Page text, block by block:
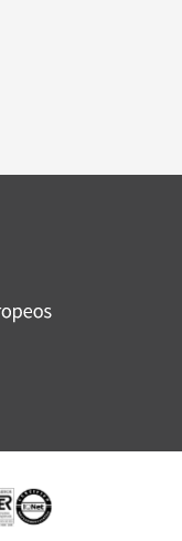
Certificaciones